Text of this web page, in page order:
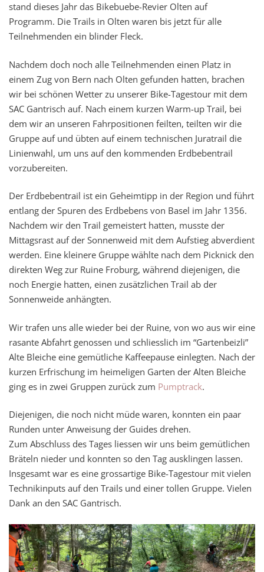
stand dieses Jahr das Bikebuebe-Revier Olten auf
Programm. Die Trails in Olten waren bis jetzt für alle
Teilnehmenden ein blinder Fleck.
Nachdem doch noch alle Teilnehmenden einen Platz in
einem Zug von Bern nach Olten gefunden hatten, brachen
wir bei schönen Wetter zu unserer Bike-Tagestour mit dem
SAC Gantrisch auf. Nach einem kurzen Warm-up Trail, bei
dem wir an unseren Fahrpositionen feilten, teilten wir die
Gruppe auf und übten auf einem technischen Juratrail die
Linienwahl, um uns auf den kommenden Erdbebentrail
vorzubereiten.
Der Erdbebentrail ist ein Geheimtipp in der Region und führt
entlang der Spuren des Erdbebens von Basel im Jahr 1356.
Nachdem wir den Trail gemeistert hatten, musste der
Mittagsrast auf der Sonnenweid mit dem Aufstieg abverdient
werden. Eine kleinere Gruppe wählte nach dem Picknick den
direkten Weg zur Ruine Froburg, während diejenigen, die
noch Energie hatten, einen zusätzlichen Trail ab der
Sonnenweide anhängten.
Wir trafen uns alle wieder bei der Ruine, von wo aus wir eine
rasante Abfahrt genossen und schliesslich im “Gartenbeizli”
Alte Bleiche eine gemütliche Kaffeepause einlegten. Nach der
kurzen Erfrischung im heimeligen Garten der Alten Bleiche
ging es in zwei Gruppen zurück zum Pumptrack.
Diejenigen, die noch nicht müde waren, konnten ein paar
Runden unter Anweisung der Guides drehen.
Zum Abschluss des Tages liessen wir uns beim gemütlichen
Bräteln nieder und konnten so den Tag ausklingen lassen.
Insgesamt war es eine grossartige Bike-Tagestour mit vielen
Technikinputs auf den Trails und einer tollen Gruppe. Vielen
Dank an den SAC Gantrisch.